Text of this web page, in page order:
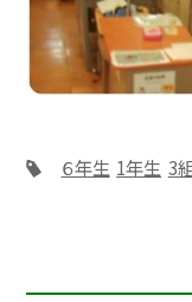
６年生 1年生 3